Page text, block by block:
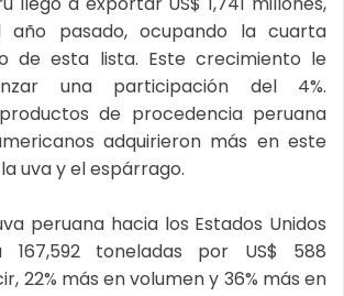
año pasado, ocupando la cuarta
de esta lista. Este crecimiento le
una participación del 4%.
de procedencia peruana
adquirieron más en este
uva y el espárrago.
peruana hacia los Estados Unidos
167,592 toneladas por US$ 588
22% más en volumen y 36% más en